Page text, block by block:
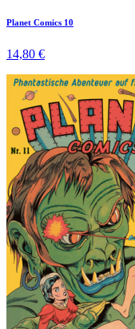
Planet Comics 10
14,80 €